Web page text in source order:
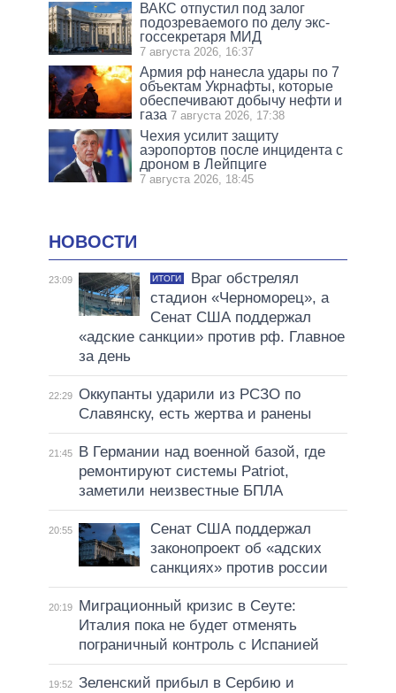
ВАКС отпустил под залог
подозреваемого по делу экс-
госсекретаря МИД
7 августа 2026, 16:37
Армия рф нанесла удары по 7
объектам Укрнафты, которые
обеспечивают добычу нефти и
газа 7 августа 2026, 17:38
Чехия усилит защиту
аэропортов после инцидента с
дроном в Лейпциге
7 августа 2026, 18:45
НОВОСТИ
23:09 ИТОГИ
Враг обстрелял
стадион «Черноморец», а
Сенат США поддержал
«адские санкции» против рф. Главное
за день
22:29 Оккупанты ударили из РСЗО по
Славянску, есть жертва и ранены
21:45
В Германии над военной базой, где
ремонтируют системы Patriot,
заметили неизвестные БПЛА
20:55
Сенат США поддержал
законопроект об «адских
санкциях» против россии
20:19
Миграционный кризис в Сеуте:
Италия пока не будет отменять
пограничный контроль с Испанией
19:52 Зеленский прибыл в Сербию и